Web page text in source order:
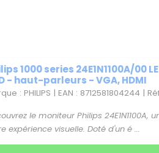
1000 series 24E1N1100A/00
- haut-parleurs - VGA, HDMI
: PHILIPS | EAN : 8712581804244 |
le moniteur Philips
expérience visuelle. Doté d'un é ...